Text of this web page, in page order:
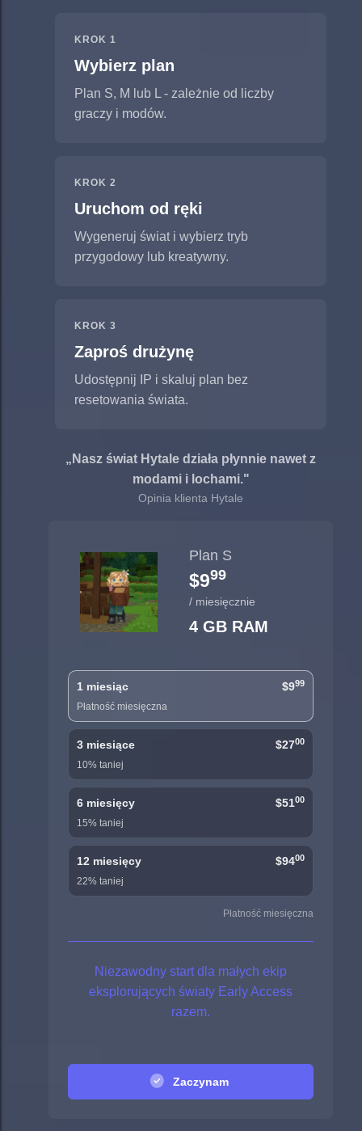
KROK 1
Wybierz plan
Plan S, M lub L - zależnie od liczby
graczy i modów.
KROK 2
Uruchom od ręki
Wygeneruj świat i wybierz tryb
przygodowy lub kreatywny.
KROK 3
Zaproś drużynę
Udostępnij IP i skaluj plan bez
resetowania świata.
„Nasz świat Hytale działa płynnie nawet z
modami i lochami."
Opinia klienta Hytale
Plan S
$999
/ miesięcznie
4 GB RAM
1 miesiąc $999
Płatność miesięczna
3 miesiące $2700
10% taniej
6 miesięcy $5100
15% taniej
12 miesięcy $9400
22% taniej
Płatność miesięczna
Niezawodny start dla małych ekip
eksplorujących światy Early Access
razem.
Zaczynam